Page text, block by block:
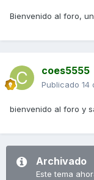
Bienvenido al foro,
coes5555
Publicado 14
bienvenido al foro y
Archivado
Este tema